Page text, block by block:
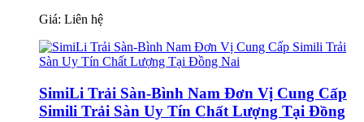
Giá: Liên hệ
SimiLi Trải Sàn-Bình Nam Đơn Vị Cung Cấp
Simili Trải Sàn Uy Tín Chất Lượng Tại Đồng